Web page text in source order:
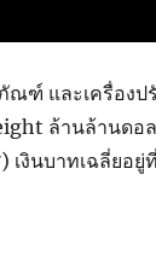
ณฑ์ และเครื่อง
ล้านล้านดอ
เงินบาทเฉลี่ยอ